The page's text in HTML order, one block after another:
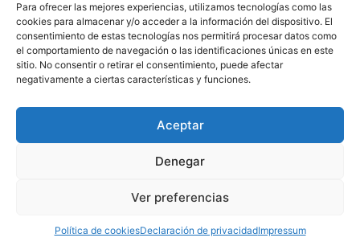
Para ofrecer las mejores experiencias, utilizamos tecnologías como las
cookies para almacenar y/o acceder a la información del dispositivo. El
consentimiento de estas tecnologías nos permitirá procesar datos como
el comportamiento de navegación o las identificaciones únicas en este
sitio. No consentir o retirar el consentimiento, puede afectar
negativamente a ciertas características y funciones.
Aceptar
Denegar
Ver preferencias
Política de cookiesDeclaración de privacidadImpressum
Política de Cookies
Aviso Legal
910 607 564
derechos reservados